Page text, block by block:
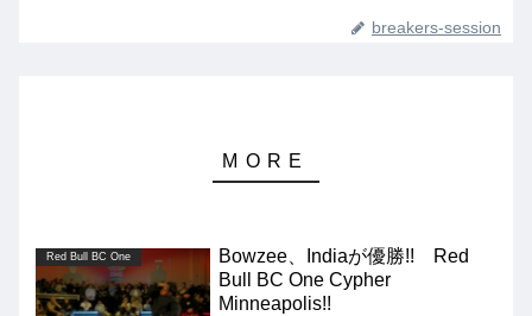
breakers-session
Red Bull BC One
Bowzee、Indiaが優勝!! Red
Bull BC One Cypher
Minneapolis!!